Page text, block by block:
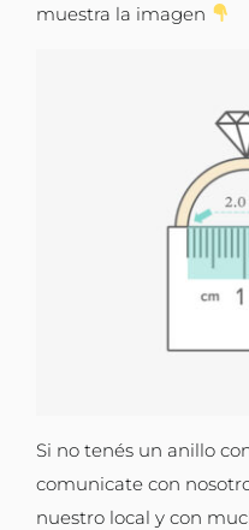
muestra la imagen
Si no tenés un anillo
comunicate con
nuestro local y con